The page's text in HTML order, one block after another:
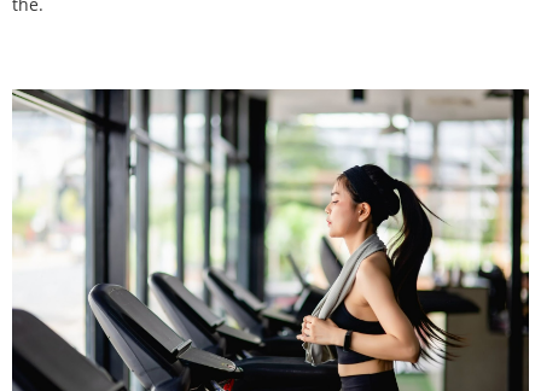
thể.